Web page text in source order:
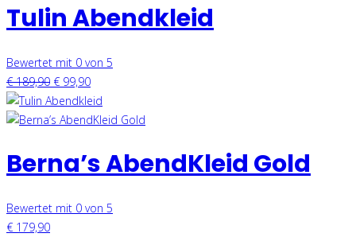
Tulin Abendkleid
Bewertet mit 0 von 5
€189,90 € 99,90
Berna’s AbendKleid Gold
Bewertet mit 0 von 5
€ 179,90